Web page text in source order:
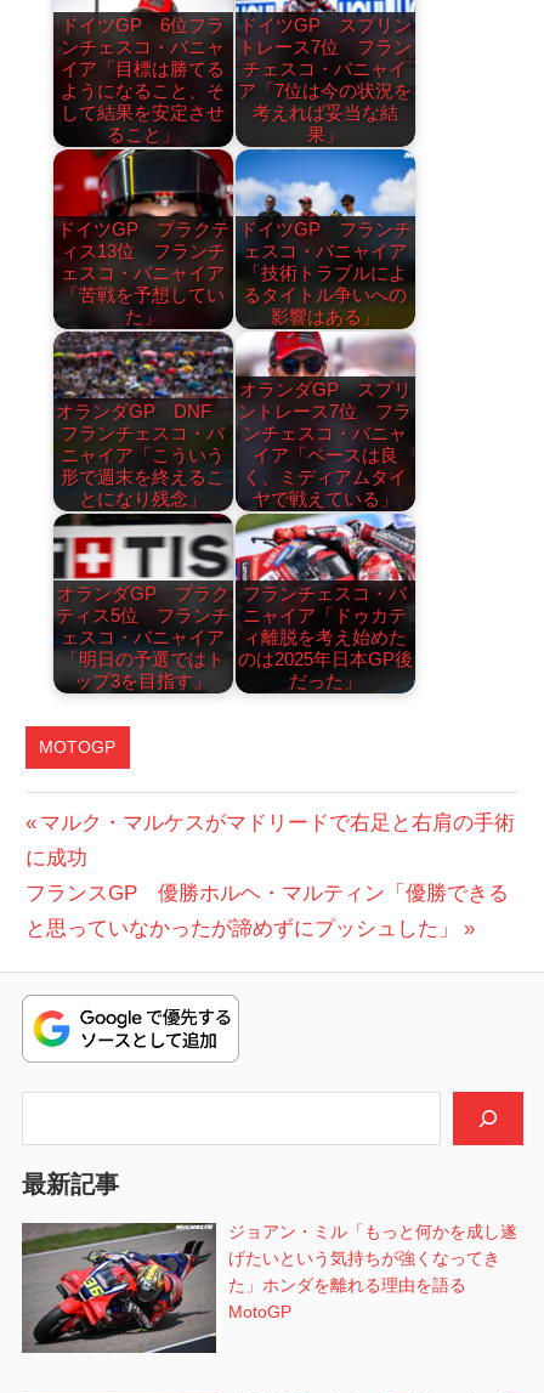
ドイツGP 6位フラ
ンチェスコ・バニャ
イア「目標は勝てる
ようになること、そ
して結果を安定させ
ること」
ドイツGP スプリン
トレース7位 フラン
チェスコ・バニャイ
ア「7位は今の状況を
考えれば妥当な結
果」
ドイツGP プラクテ
ィス13位 フランチ
ェスコ・バニャイア
「苦戦を予想してい
た」
ドイツGP フランチ
ェスコ・バニャイア
「技術トラブルによ
るタイトル争いへの
影響はある」
オランダGP DNF
フランチェスコ・バ
ニャイア「こういう
形で週末を終えるこ
とになり残念」
オランダGP スプリ
ントレース7位 フラ
ンチェスコ・バニャ
イア「ペースは良
く、ミディアムタイ
ヤで戦えている」
オランダGP プラク
ティス5位 フランチ
ェスコ・バニャイア
「明日の予選ではト
ップ3を目指す」
フランチェスコ・バ
ニャイア「ドゥカテ
ィ離脱を考え始めた
のは2025年日本GP後
だった」
MOTOGP
投
稿
ナ
ビ
ゲ
ー
ン
前
の
投
稿:
マルク・マルケスがマドリードで右足と右肩の手術
に成功
次
の
稿:
フランスGP 優勝ホルヘ・マルティン「優勝できる
と思っていなかったが諦めずにプッシュした」
最新記事
ジョアン・ミル「もっと何かを成し遂
げたいという気持ちが強くなってき
た」ホンダを離れる理由を語る
MotoGP